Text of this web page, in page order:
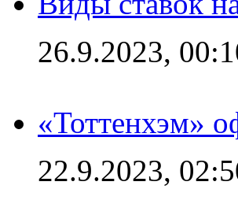
26.9.2023,
«Тоттенхэм»
22.9.2023,